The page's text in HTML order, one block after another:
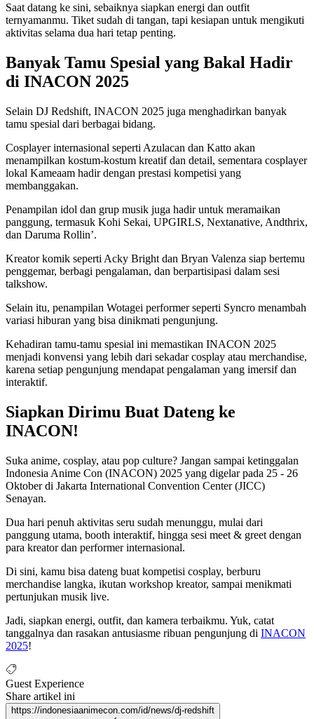
Saat datang ke sini, sebaiknya siapkan energi dan outfit
ternyamanmu. Tiket sudah di tangan, tapi kesiapan untuk mengikuti
aktivitas selama dua hari tetap penting.
Banyak Tamu Spesial yang Bakal Hadir
di INACON 2025
Selain DJ Redshift, INACON 2025 juga menghadirkan banyak
tamu spesial dari berbagai bidang.
Cosplayer internasional seperti Azulacan dan Katto akan
menampilkan kostum-kostum kreatif dan detail, sementara cosplayer
lokal Kameaam hadir dengan prestasi kompetisi yang
membanggakan.
Penampilan idol dan grup musik juga hadir untuk meramaikan
panggung, termasuk Kohi Sekai, UPGIRLS, Nextanative, Andthrix,
dan Daruma Rollin’.
Kreator komik seperti Acky Bright dan Bryan Valenza siap bertemu
penggemar, berbagi pengalaman, dan berpartisipasi dalam sesi
talkshow.
Selain itu, penampilan Wotagei performer seperti Syncro menambah
variasi hiburan yang bisa dinikmati pengunjung.
Kehadiran tamu-tamu spesial ini memastikan INACON 2025
menjadi konvensi yang lebih dari sekadar cosplay atau merchandise,
karena setiap pengunjung mendapat pengalaman yang imersif dan
interaktif.
Siapkan Dirimu Buat Dateng ke
INACON!
Suka anime, cosplay, atau pop culture? Jangan sampai ketinggalan
Indonesia Anime Con (INACON) 2025 yang digelar pada 25 - 26
Oktober di Jakarta International Convention Center (JICC)
Senayan.
Dua hari penuh aktivitas seru sudah menunggu, mulai dari
panggung utama, booth interaktif, hingga sesi meet & greet dengan
para kreator dan performer internasional.
Di sini, kamu bisa dateng buat kompetisi cosplay, berburu
merchandise langka, ikutan workshop kreator, sampai menikmati
pertunjukan musik live.
Jadi, siapkan energi, outfit, dan kamera terbaikmu. Yuk, catat
tanggalnya dan rasakan antusiasme ribuan pengunjung di INACON
2025!
Guest Experience
Share artikel ini
https://indonesiaanimecon.com/id/news/dj-redshift